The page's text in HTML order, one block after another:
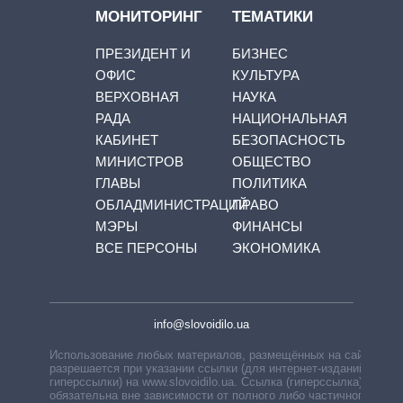
МОНИТОРИНГ
ПРЕЗИДЕНТ И
ОФИС
ВЕРХОВНАЯ
РАДА
КАБИНЕТ
МИНИСТРОВ
ГЛАВЫ
ОБЛАДМИНИСТРАЦИЙ
МЭРЫ
ВСЕ ПЕРСОНЫ
ТЕМАТИКИ
БИЗНЕС
КУЛЬТУРА
НАУКА
НАЦИОНАЛЬНАЯ
БЕЗОПАСНОСТЬ
ОБЩЕСТВО
ПОЛИТИКА
ПРАВО
ФИНАНСЫ
ЭКОНОМИКА
info@slovoidilo.ua
Использование любых материалов, размещённых на сайте,
разрешается при указании ссылки (для интернет-изданий —
гиперссылки) на www.slovoidilo.ua. Ссылка (гиперссылка)
обязательна вне зависимости от полного либо частичного